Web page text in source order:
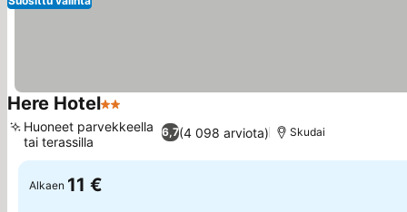
Here Hotel2 Tähtiluokitus
6,7(4 098 arviota)
Huoneet parvekkeella
tai terassilla
Skudai
Alkaen 11 €